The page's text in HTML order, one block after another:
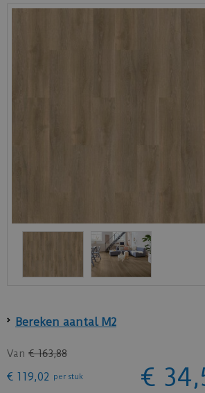
Bereken aantal M2
Van € 163,88
€ 119,02 per stuk € 34,